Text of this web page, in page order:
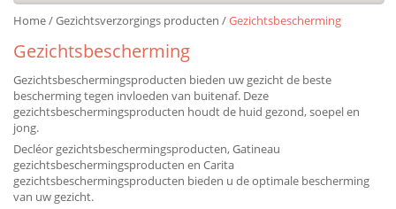
Home/Gezichtsverzorgings producten /Gezichtsbescherming
Gezichtsbescherming
Gezichtsbeschermingsproducten bieden uw gezicht de beste
bescherming tegen invloeden van buitenaf. Deze
gezichtsbeschermingsproducten houdt de huid gezond, soepel en
jong.
Decléor gezichtsbeschermingsproducten, Gatineau
gezichtsbeschermingsproducten en Carita
gezichtsbeschermingsproducten bieden u de optimale bescherming
van uw gezicht.